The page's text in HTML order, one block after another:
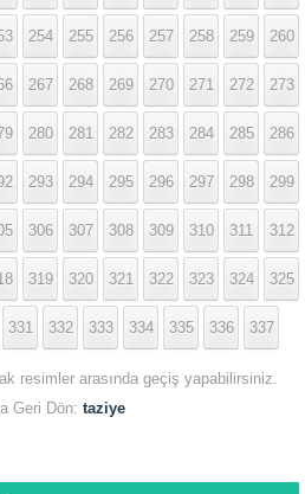
254 255 256 257 258 259 260
267 268 269 270 271 272 273
280 281 282 283 284 285 286
293 294 295 296 297 298 299
306 307 308 309 310 311 312
319 320 321 322 323 324 325
331 332 333 334 335 336 337
resimler arasında geçiş yapabilirsiniz.
Geri Dön: taziye